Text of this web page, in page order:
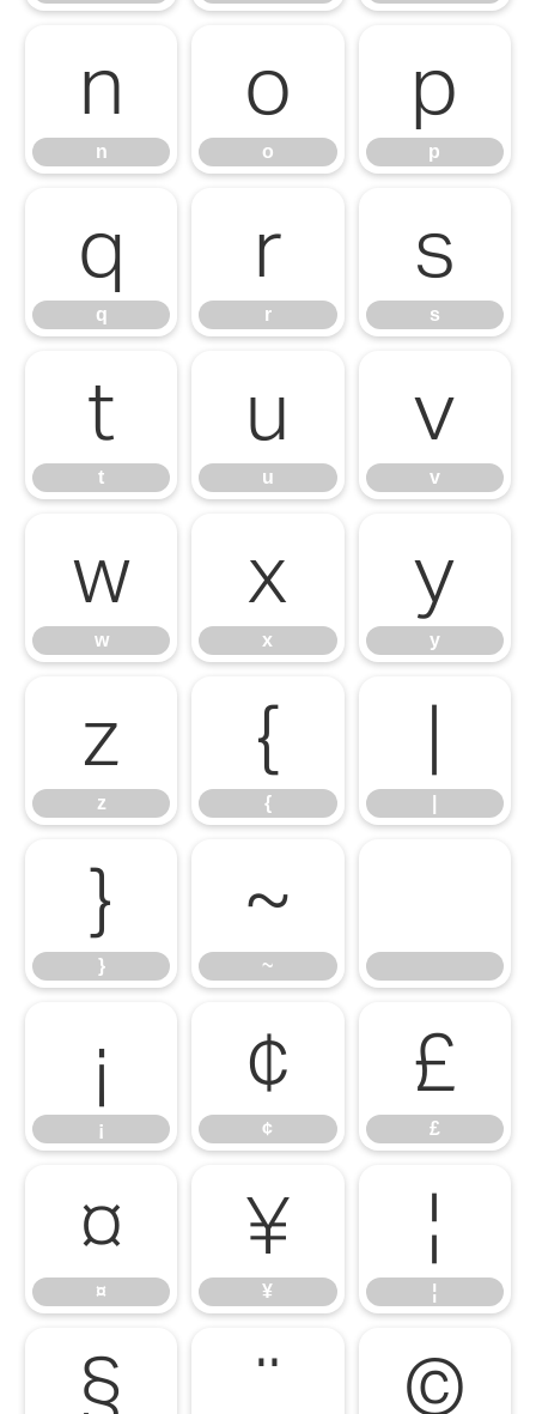
n
n
o
o
p
p
q
q
r
r
s
s
t
t
u
u
v
v
w
w
x
x
y
y
z
z
{
{
|
}
}
~
~
¡
¡
¢
¢
£
£
¤
¤
¥
¥
¦
¦
§ ¨ ©